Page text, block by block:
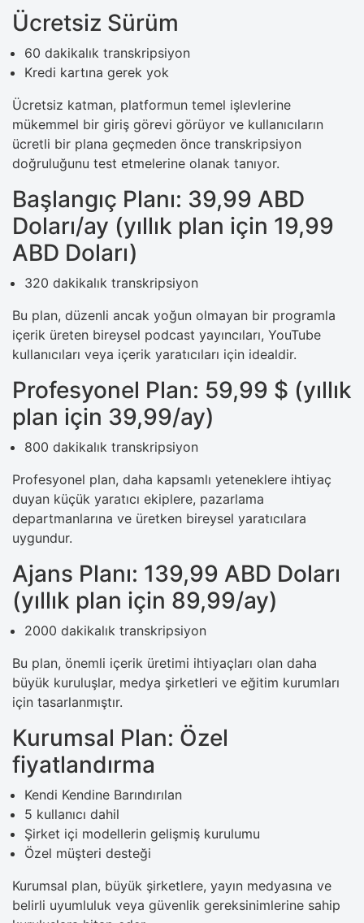
Ücretsiz Sürüm
60 dakikalık transkripsiyon
Kredi kartına gerek yok
Ücretsiz katman, platformun temel işlevlerine
mükemmel bir giriş görevi görüyor ve kullanıcıların
ücretli bir plana geçmeden önce transkripsiyon
doğruluğunu test etmelerine olanak tanıyor.
Başlangıç ​​Planı: 39,99 ABD
Doları/ay (yıllık plan için 19,99
ABD Doları)
320 dakikalık transkripsiyon
Bu plan, düzenli ancak yoğun olmayan bir programla
içerik üreten bireysel podcast yayıncıları, YouTube
kullanıcıları veya içerik yaratıcıları için idealdir.
Profesyonel Plan: 59,99 $ (yıllık
plan için 39,99/ay)
800 dakikalık transkripsiyon
Profesyonel plan, daha kapsamlı yeteneklere ihtiyaç
duyan küçük yaratıcı ekiplere, pazarlama
departmanlarına ve üretken bireysel yaratıcılara
uygundur.
Ajans Planı: 139,99 ABD Doları
(yıllık plan için 89,99/ay)
2000 dakikalık transkripsiyon
Bu plan, önemli içerik üretimi ihtiyaçları olan daha
büyük kuruluşlar, medya şirketleri ve eğitim kurumları
için tasarlanmıştır.
Kurumsal Plan: Özel
fiyatlandırma
Kendi Kendine Barındırılan
5 kullanıcı dahil
Şirket içi modellerin gelişmiş kurulumu
Özel müşteri desteği
Kurumsal plan, büyük şirketlere, yayın medyasına ve
belirli uyumluluk veya güvenlik gereksinimlerine sahip